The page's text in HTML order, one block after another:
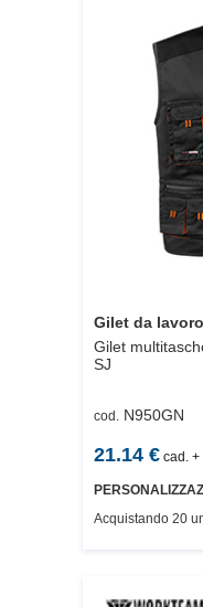
Gilet da
Gilet
SJ
cod. N950GN
21.14 € cad. +
Acquistando 20